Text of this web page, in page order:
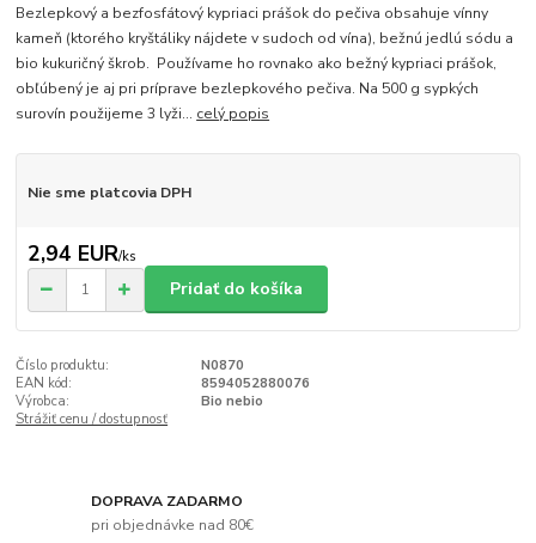
Bezlepkový a bezfosfátový kypriaci prášok do pečiva obsahuje vínny
kameň (ktorého kryštáliky nájdete v sudoch od vína), bežnú jedlú sódu a
bio kukuričný škrob. Používame ho rovnako ako bežný kypriaci prášok,
obľúbený je aj pri príprave bezlepkového pečiva. Na 500 g sypkých
surovín použijeme 3 lyži... celý popis
Nie sme platcovia DPH
2,94 EUR/ks
Pridať do košíka
Číslo produktu:
N0870
EAN kód:
8594052880076
Výrobca:
Bio nebio
Strážiť cenu / dostupnosť
DOPRAVA ZADARMO
pri objednávke nad 80€